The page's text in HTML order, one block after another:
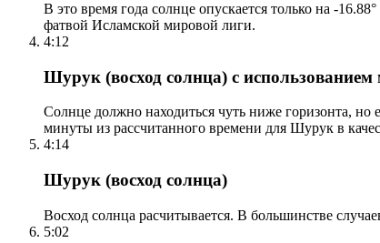
В это время года солнце опускается только на -
фатвой Исламской мировой лиги.
4:12
Шурук (восход солнца) с использованием
Солнце должно находиться чуть ниже горизонта,
минуты из рассчитанного времени для Шурук в
4:14
Шурук (восход солнца)
Восход солнца расчитывается. В большинстве
5:02